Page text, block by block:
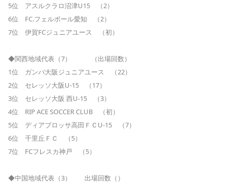
5位 アスルクラロ沼津U15 （2）
6位 FC.フェルボール愛知 （2）
7位 伊賀FCジュニアユース （初）
◆関西地域代表（7） （出場回数）
1位 ガンバ大阪ジュニアユース （22）
2位 セレッソ大阪U-15 （17）
3位 セレッソ大阪 西U-15 （3）
4位 RIP ACE SOCCER CLUB （初）
5位 ディアブロッサ高田ＦＣU-15 （7）
6位 千里丘ＦＣ （5）
7位 FCフレスカ神戸 （5）
◆中国地域代表（3） 出場回数（）